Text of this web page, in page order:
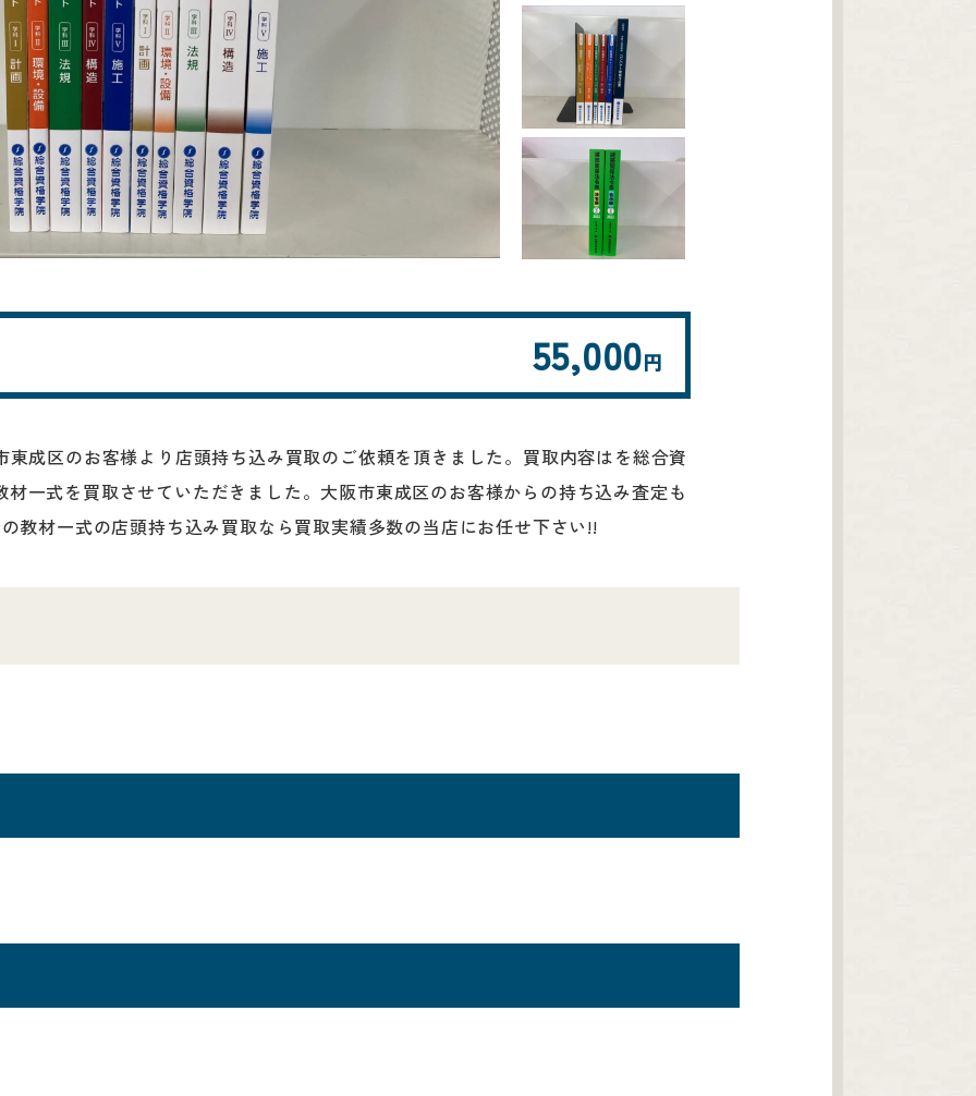
55,000円
東成区のお客様より店頭持ち込み買取のご依頼を頂きました。買取内容はを総合資
一式を買取させていただきました。大阪市東成区のお客様からの持ち込み査定も
教材一式の店頭持ち込み買取なら買取実績多数の当店にお任せ下さい!!